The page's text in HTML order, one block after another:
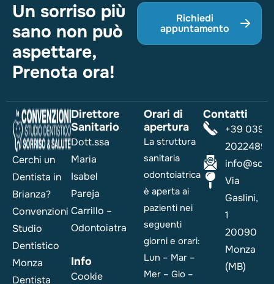
Un sorriso più
sano non può
aspettare,
Prenota ora!
Richiedi
appuntamento
Cerchi un
Dentista in
Brianza?
Convenzioni
Studio
Dentistico
Monza
Dentista
Direttore
Sanitario
Dott.ssa
Maria
Isabel
Pareja
Carrillo –
Odontoiatra
Info
Cookie
Orari di
apertura
La struttura
sanitaria
odontoiatrica
è aperta ai
pazienti nei
seguenti
giorni e orari:
Lun – Mar –
Mer – Gio –
Contatti
+39 039
2022489
Via
Gaslini,
1
20090
Monza
(MB)